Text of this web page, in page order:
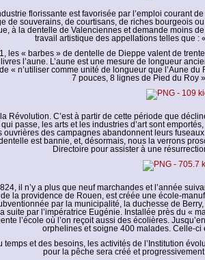
florissante est favorisée par l’emploi courant
de souverains, de courtisans, de riches bourgeois
à la dentelle de Valenciennes et demande moins
travail artistique des appellations telles que :
les « barbes » de dentelle de Dieppe valent de
l’aune. L’aune est une mesure de longueur
« n’utiliser comme unité de longueur que l’Aune
7 pouces, 8 lignes de Pied du Roy
Révolution. C’est à partir de cette période que
passe, les arts et les industries d’art sont
ouvrières des campagnes abandonnent leurs
est bannie, et, désormais, nous la verrons
Directoire pour assister à une
il n’y a plus que neuf marchandes et l’année
la providence de Rouen, est créée une école-
par la municipalité, la duchesse de
suite par l’impératrice Eugénie. Installée près du «
l’école où l’on reçoit aussi des écolières.
orphelines et soigne 400 malades. Celle-ci
temps et des besoins, les activités de l’Institution
pour la pêche sera créé et